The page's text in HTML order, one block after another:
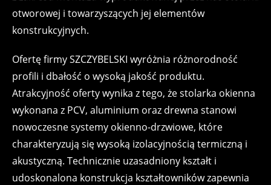
otworowej i towarzyszących jej elementów
konstrukcyjnych.
Ofertę firmy SZCZYBELSKI wyróżnia różnorodność
profili i dbałość o wysoką jakość produktu.
Atrakcyjność oferty wynika z tego, że stolarka okienna
wykonana z PCV, aluminium oraz drewna stanowi
nowoczesne systemy okienno-drzwiowe, które
charakteryzują się wysoką izolacyjnością termiczną i
akustyczną. Technicznie uzasadniony kształt i
udoskonalona konstrukcja kształtowników zapewnia